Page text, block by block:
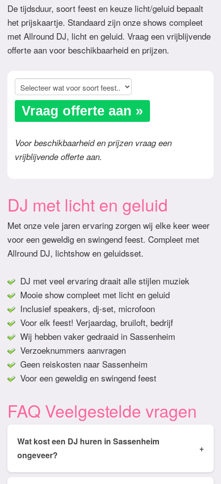
De tijdsduur, soort feest en keuze licht/geluid bepaalt
het prijskaartje. Standaard zijn onze shows compleet
met Allround DJ, licht en geluid. Vraag een vrijblijvende
offerte aan voor beschikbaarheid en prijzen.
Vraag offerte aan »
Voor beschikbaarheid en prijzen vraag een
vrijblijvende offerte aan.
DJ met licht en geluid
Met onze vele jaren ervaring zorgen wij elke keer weer
voor een geweldig en swingend feest. Compleet met
Allround DJ, lichtshow en geluidsset.
DJ met veel ervaring draait alle stijlen muziek
Mooie show compleet met licht en geluid
Inclusief speakers, dj-set, microfoon
Voor elk feest! Verjaardag, bruiloft, bedrijf
Wij hebben vaker gedraaid in Sassenheim
Verzoeknummers aanvragen
Geen reiskosten naar Sassenheim
Voor een geweldig en swingend feest
FAQ Veelgestelde vragen
Wat kost een DJ huren in Sassenheim
ongeveer?
+